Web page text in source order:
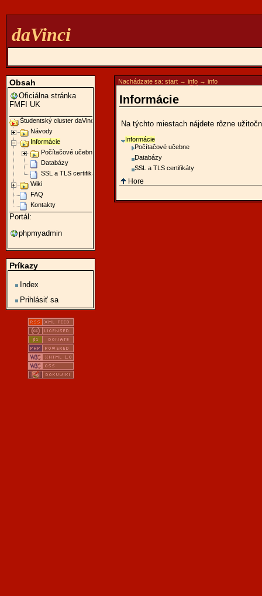
daVinci
Nachádzate sa:start →info →info
Informácie
Na týchto miestach nájdete rôzne
Informácie
Počítačové učebne
Databázy
SSL a TLS certifikáty
Hore
Obsah
Oficiálna stránka
FMFI UK
Študentský cluster daVinci
Návody
Informácie
Počítačové učebne
Databázy
SSL a TLS certifikáty
Wiki
FAQ
Kontakty
Portál:
phpmyadmin
Príkazy
Index
Prihlásiť sa